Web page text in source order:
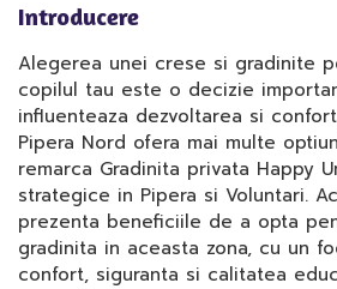
Introducere
Alegerea unei crese si gradinite
copilul tau este o decizie
influenteaza dezvoltarea si
Pipera Nord ofera mai multe
remarca Gradinita privata Happy
strategice in Pipera si Voluntari.
prezenta beneficiile de a opta
gradinita in aceasta zona, cu un
confort, siguranta si calitatea